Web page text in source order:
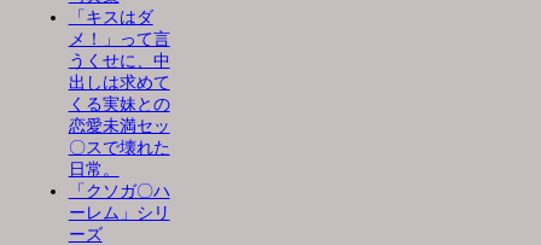
「キスはダ
メ！」って言
うくせに、中
出しは求めて
くる実妹との
恋愛未満セッ
〇スで壊れた
日常。
「クソガ〇ハ
ーレム」シリ
ーズ